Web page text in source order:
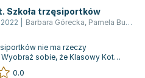
Szkoła trzęsiportków
2022 Barbara Górecka, Pamela Butchart
nie ma rzeczy
sobie, że Klasowy Kot
nowinę – to prawda! A co z nie...
0.0